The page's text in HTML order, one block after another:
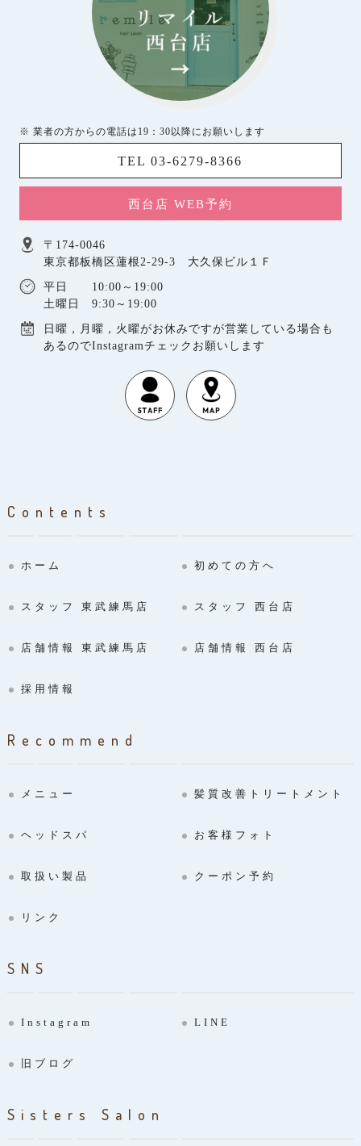
※ 業者の方からの電話は19：30以降にお願いします
TEL 03-6279-8366
西台店 WEB予約
〒174-0046
東京都板橋区蓮根2-29-3 大久保ビル１Ｆ
平日 10:00～19:00
土曜日 9:30～19:00
日曜，月曜，火曜がお休みですが営業している場合も
あるのでInstagramチェックお願いします
Contents
ホーム 初めての方へ
スタッフ 東武練馬店 スタッフ 西台店
店舗情報 東武練馬店 店舗情報 西台店
採用情報
Recommend
メニュー 髪質改善トリートメント
ヘッドスパ お客様フォト
取扱い製品 クーポン予約
リンク
SNS
Instagram LINE
旧ブログ
Sisters Salon